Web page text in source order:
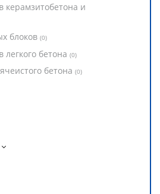
керамзитобетона и
блоков (0)
легкого бетона (0)
бетона (0)